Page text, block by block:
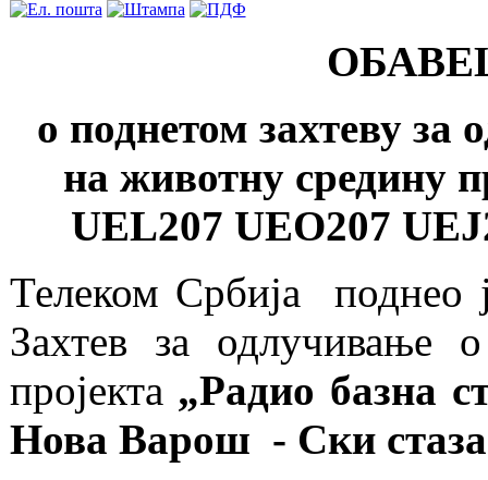
о поднетом захтеву за
на животну средину
UEL207 UEO207
Телеком Србија поднео
Захтев за одлучивање
пројекта „Радио базна
Нова Варош - Ски